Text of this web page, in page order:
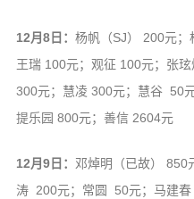
12月8日： 杨帆（SJ） 200元；
王瑞 100元；观征 100元；张
300元；慧凌 300元；慧谷 50
提乐园 800元；善信 2604元
12月9日： 邓焯明（已故） 850
涛 200元；常圆 50元；马建春